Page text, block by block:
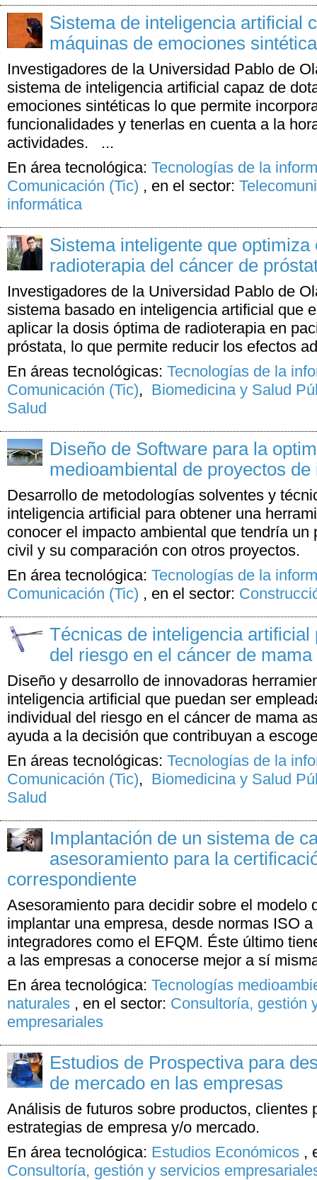
Sistema de inteligencia artificial
máquinas de emociones
Investigadores de la Universidad Pablo de
sistema de inteligencia artificial capaz de
emociones sintéticas lo que permite
funcionalidades y tenerlas en cuenta a la
actividades. ...
En área tecnológica: Tecnologías de la
Comunicación (Tic) , en el sector:
informática
Sistema inteligente que
radioterapia del cáncer de
Investigadores de la Universidad Pablo de
sistema basado en inteligencia artificial que
aplicar la dosis óptima de radioterapia en
próstata, lo que permite reducir los efectos
En áreas tecnológicas: Tecnologías de la
Comunicación (Tic), Biomedicina y Salud
Salud
Diseño de Software para la
medioambiental de proyectos
Desarrollo de metodologías solventes y
inteligencia artificial para obtener una
conocer el impacto ambiental que tendría un
civil y su comparación con otros proyectos.
En área tecnológica: Tecnologías de la
Comunicación (Tic) , en el sector:
Técnicas de inteligencia artificial
del riesgo en el cáncer de mama
Diseño y desarrollo de innovadoras
inteligencia artificial que puedan ser
individual del riesgo en el cáncer de mama
ayuda a la decisión que contribuyan a
En áreas tecnológicas: Tecnologías de la
Comunicación (Tic), Biomedicina y Salud
Salud
Implantación de un sistema de
asesoramiento para la
correspondiente
Asesoramiento para decidir sobre el modelo
implantar una empresa, desde normas ISO
integradores como el EFQM. Éste último
a las empresas a conocerse mejor a sí
En área tecnológica: Tecnologías
naturales , en el sector: Consultoría, gestión
empresariales
Estudios de Prospectiva para
de mercado en las empresas
Análisis de futuros sobre productos, clientes
estrategias de empresa y/o mercado.
En área tecnológica: Estudios Económicos ,
Consultoría, gestión y servicios